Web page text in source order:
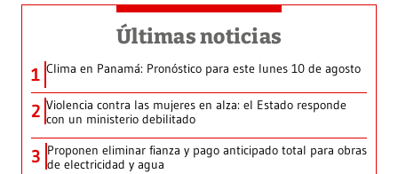
Últimas noticias
1 Clima en Panamá: Pronóstico para este lunes 10 de agosto
2 Violencia contra las mujeres en alza: el Estado responde
con un ministerio debilitado
3 Proponen eliminar fianza y pago anticipado total para obras
de electricidad y agua